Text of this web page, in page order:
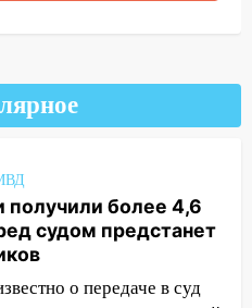
репутацию
обращении с
в
перевозчик
более 4,6
судом предстанет
о передаче в суд